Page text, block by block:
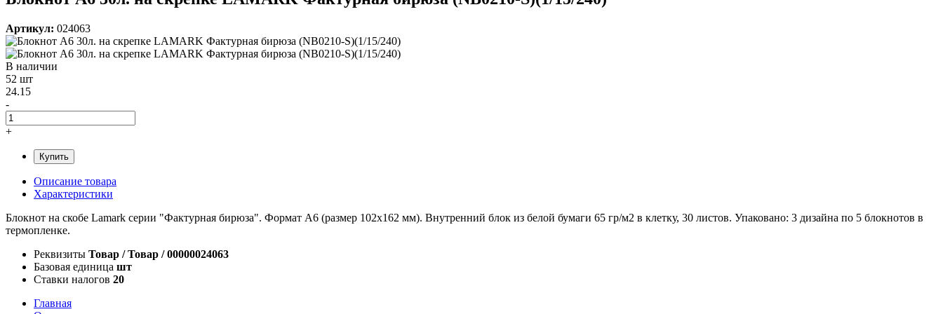
Артикул: 024063
В наличии
52 шт
24.15
-
+
Купить
Описание товара
Характеристики
Блокнот на скобе Lamark серии "Фактурная бирюза". Формат А6 (размер 102х162 мм). Внутренний блок из белой бумаги 65 гр/м2 в клетку, 30 листов. Упаковано: 3 дизайна по 5 блокнотов в
термопленке.
Реквизиты Товар / Товар / 00000024063
Базовая единица шт
Ставки налогов 20
Главная